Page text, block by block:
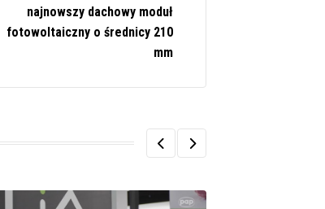
najnowszy dachowy moduł
fotowoltaiczny o średnicy 210
mm